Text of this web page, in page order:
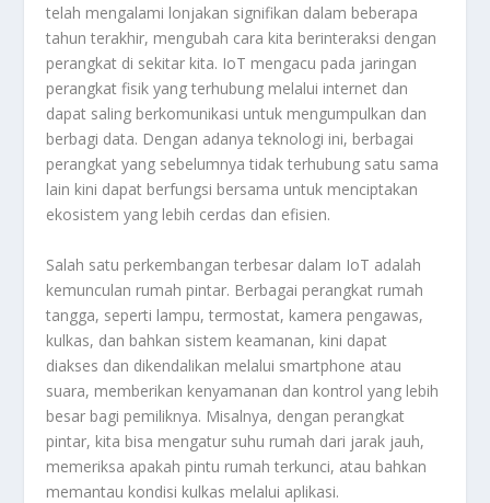
telah mengalami lonjakan signifikan dalam beberapa
tahun terakhir, mengubah cara kita berinteraksi dengan
perangkat di sekitar kita. IoT mengacu pada jaringan
perangkat fisik yang terhubung melalui internet dan
dapat saling berkomunikasi untuk mengumpulkan dan
berbagi data. Dengan adanya teknologi ini, berbagai
perangkat yang sebelumnya tidak terhubung satu sama
lain kini dapat berfungsi bersama untuk menciptakan
ekosistem yang lebih cerdas dan efisien.
Salah satu perkembangan terbesar dalam IoT adalah
kemunculan rumah pintar. Berbagai perangkat rumah
tangga, seperti lampu, termostat, kamera pengawas,
kulkas, dan bahkan sistem keamanan, kini dapat
diakses dan dikendalikan melalui smartphone atau
suara, memberikan kenyamanan dan kontrol yang lebih
besar bagi pemiliknya. Misalnya, dengan perangkat
pintar, kita bisa mengatur suhu rumah dari jarak jauh,
memeriksa apakah pintu rumah terkunci, atau bahkan
memantau kondisi kulkas melalui aplikasi.